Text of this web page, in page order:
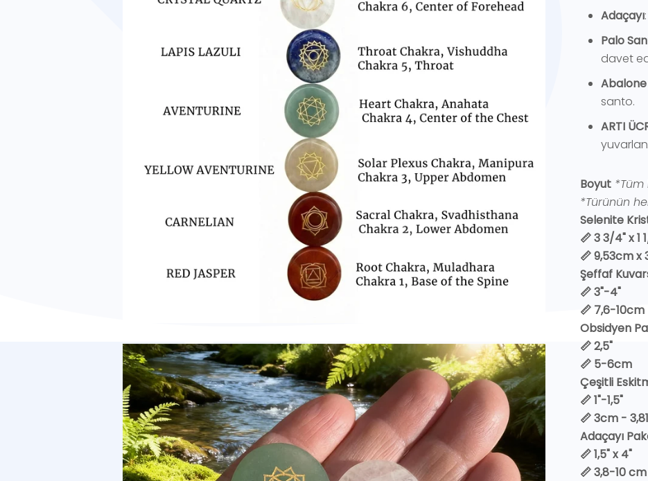
Adaçayı
Palo
davet
santo.
ARTI
Boyut *Tüm
*Türünün
Selenite
📏 3 3/4" x 1
📏 9,53cm x
Şeffaf
📏 3"-4"
📏 7,6-10cm
Obsidyen
📏 2,5"
📏 5-6cm
Çeşitli
📏 1"-1,5"
📏 3cm -
Adaçayı
📏 1,5" x 4"
📏 3,8-10 cm